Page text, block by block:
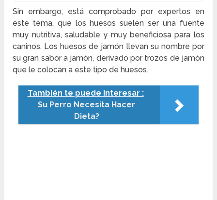
Sin embargo, está comprobado por expertos en
este tema, que los huesos suelen ser una fuente
muy nutritiva, saludable y muy beneficiosa para los
caninos. Los huesos de jamón llevan su nombre por
su gran sabor a jamón, derivado por trozos de jamón
que le colocan a este tipo de huesos.
También te puede Interesar :
Su Perro Necesita Hacer
Dieta?